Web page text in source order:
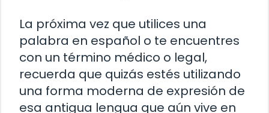
La próxima vez que utilices una
palabra en español o te encuentres
con un término médico o legal,
recuerda que quizás estés utilizando
una forma moderna de expresión de
esa antigua lengua que aún vive en